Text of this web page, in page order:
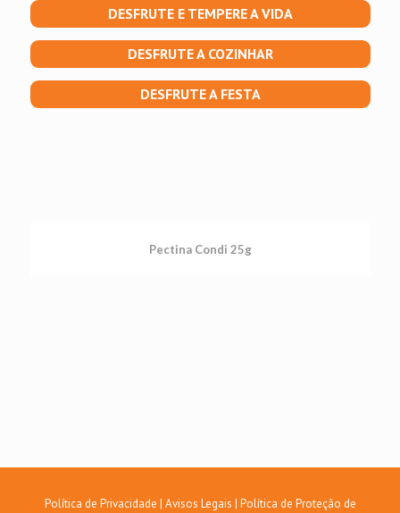
DESFRUTE E TEMPERE A VIDA
DESFRUTE A COZINHAR
DESFRUTE A FESTA
Pectina Condi 25g
Política de Privacidade | Avisos Legais | Política de Proteção de